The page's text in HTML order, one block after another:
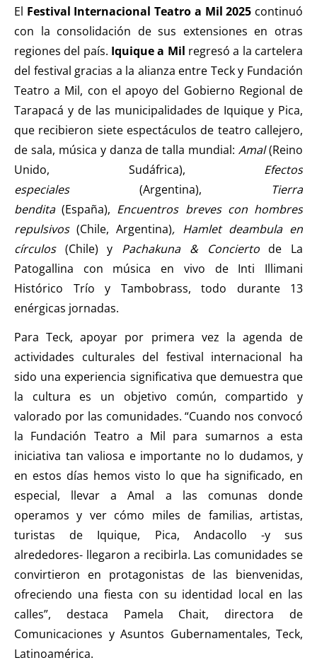
El Festival Internacional Teatro a Mil 2025 continuó
con la consolidación de sus extensiones en otras
regiones del país. Iquique a Mil regresó a la cartelera
del festival gracias a la alianza entre Teck y Fundación
Teatro a Mil, con el apoyo del Gobierno Regional de
Tarapacá y de las municipalidades de Iquique y Pica,
que recibieron siete espectáculos de teatro callejero,
de sala, música y danza de talla mundial:Amal(Reino
Unido, Sudáfrica), Efectos
especiales(Argentina), Tierra
bendita(España), Encuentros breves con hombres
repulsivos(Chile, Argentina), Hamlet deambula en
círculos(Chile) y Pachakuna & Conciertode La
Patogallina con música en vivo de Inti Illimani
Histórico Trío y Tambobrass, todo durante 13
enérgicas jornadas.
Para Teck, apoyar por primera vez la agenda de
actividades culturales del festival internacional ha
sido una experiencia significativa que demuestra que
la cultura es un objetivo común, compartido y
valorado por las comunidades. “Cuando nos convocó
la Fundación Teatro a Mil para sumarnos a esta
iniciativa tan valiosa e importante no lo dudamos, y
en estos días hemos visto lo que ha significado, en
especial, llevar a Amal a las comunas donde
operamos y ver cómo miles de familias, artistas,
turistas de Iquique, Pica, Andacollo -y sus
alrededores- llegaron a recibirla. Las comunidades se
convirtieron en protagonistas de las bienvenidas,
ofreciendo una fiesta con su identidad local en las
calles”, destaca Pamela Chait, directora de
Comunicaciones y Asuntos Gubernamentales, Teck,
Latinoamérica.